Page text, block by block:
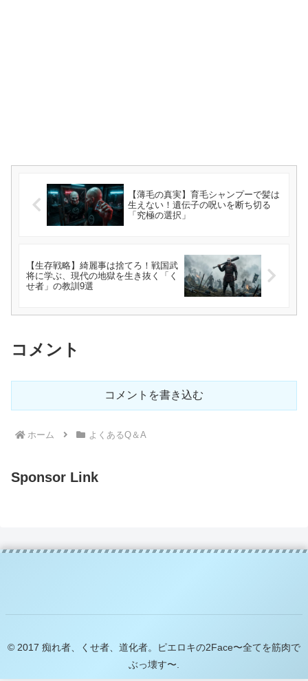
【薄毛の真実】育毛シャンプーで髪は
生えない！遺伝子の呪いを断ち切る
「究極の選択」
【生存戦略】綺麗事は捨てろ！戦国武
将に学ぶ、現代の地獄を生き抜く「く
せ者」の教訓9選
コメント
コメントを書き込む
ホーム よくあるQ＆A
Sponsor Link
© 2017 痴れ者、くせ者、道化者。ピエロキの2Face〜全てを筋肉で
ぶっ壊す〜.